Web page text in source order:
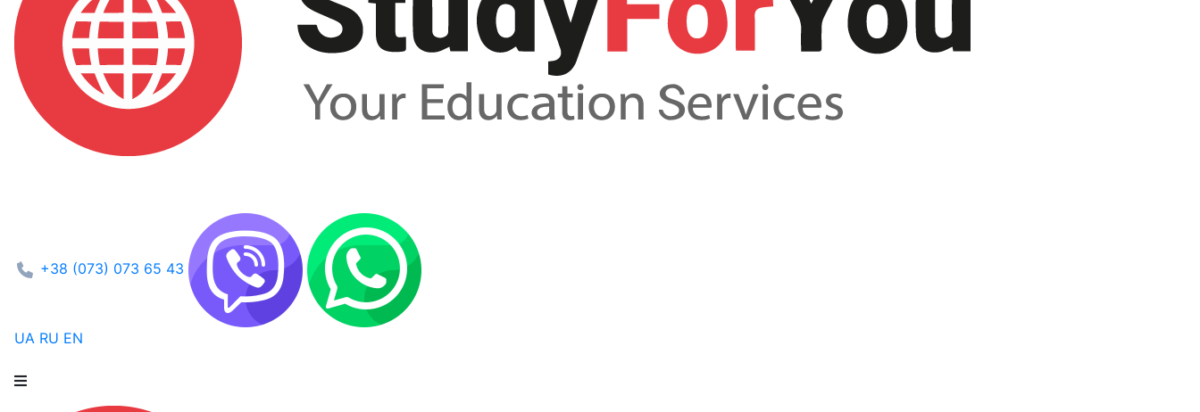
+38 (073) 073 65 43
UA RU EN